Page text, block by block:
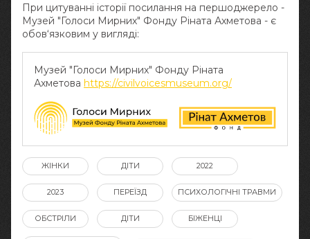
При цитуванні історії посилання на першоджерело -
Музей "Голоси Мирних" Фонду Ріната Ахметова - є
обов‘язковим у вигляді:
Музей "Голоси Мирних" Фонду Ріната
Ахметова https://civilvoicesmuseum.org/
ЖІНКИ ДІТИ 2022
2023 ПЕРЕЇЗД ПСИХОЛОГІЧНІ ТРАВМИ
ОБСТРІЛИ ДІТИ БІЖЕНЦІ